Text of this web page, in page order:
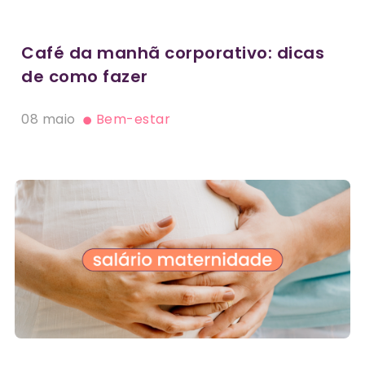
Café da manhã corporativo: dicas
de como fazer
08 maio Bem-estar